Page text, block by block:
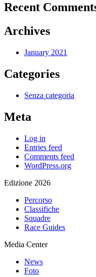
Recent
Archives
January 2021
Categories
Senza categoria
Meta
Log in
Entries feed
Comments feed
WordPress.org
Edizione 2026
Percorso
Classifiche
Squadre
Race Guides
Media Center
News
Foto